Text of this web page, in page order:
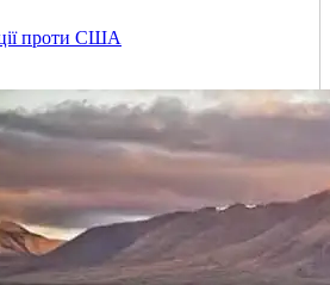
проти США